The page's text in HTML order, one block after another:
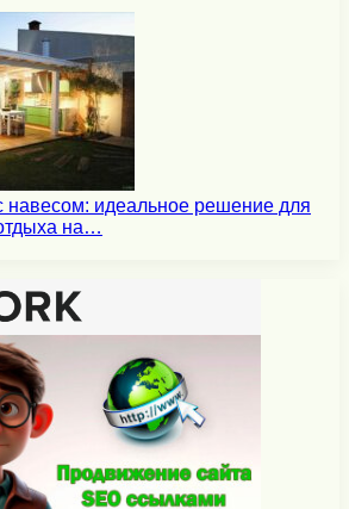
навесом: идеальное решение для
на…